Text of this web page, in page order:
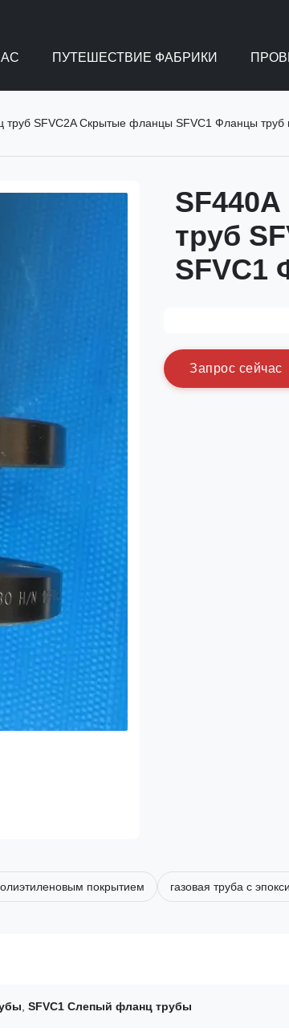
ПУТЕШЕСТВИЕ ФАБРИКИ
SFVC2A Скрытые фланцы SFVC1 Фланцы труб
труб
SFVC1
Запрос сейчас
покрытием газовая труба с
SFVC1 Слепый фланц трубы